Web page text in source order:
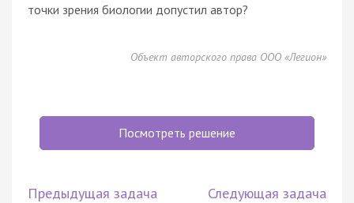
точки зрения биологии допустил автор?
Объект авторского права ООО «Легион»
Посмотреть решение
Предыдущая задача Следующая задача